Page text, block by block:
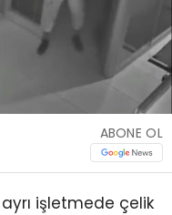
ABONE OL
işletmede çelik